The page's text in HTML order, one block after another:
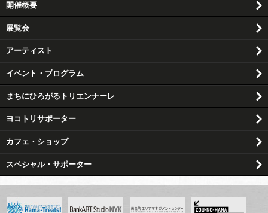
2022.06.30
「ヨコハマトリエンナーレ2023」開催決定！
アーティスティック・ディレクター、会期、会場の情報を公開しました
開催概要
展覧会
アーティスト
イベント・プログラム
まちにひろがるトリエンナーレ
ヨコトリサポーター
カフェ・ショップ
スペシャル・サポーター